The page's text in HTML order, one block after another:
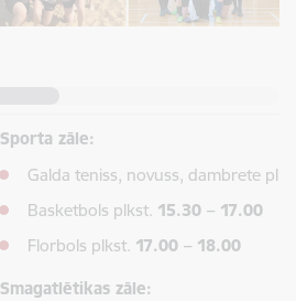
Sporta zāle:
Galda teniss, novuss, dambrete
Basketbols plkst. 15.30 – 17.00
Florbols plkst. 17.00 – 18.00
Smagatlētikas zāle: